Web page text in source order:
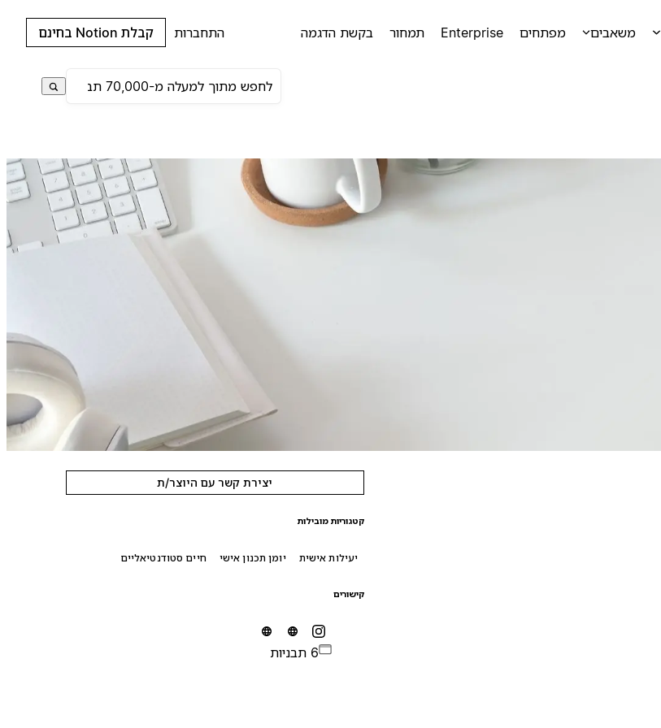
משאבים מפתחים Enterprise תמחור בקשת הדגמה התחברות קבלת Notion בחינם
יצירת קשר עם היוצר/ת
קטגוריות מובילות
יעילות אישית יומן תכנון אישי חיים סטודנטיאליים
קישורים
6 תבניות